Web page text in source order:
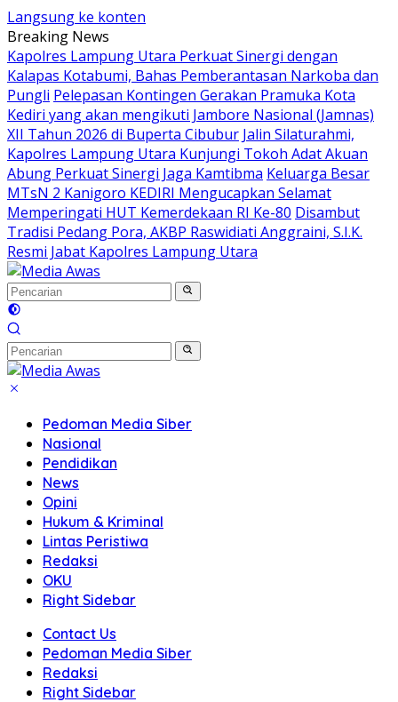
Langsung ke konten
Breaking News
Kapolres Lampung Utara Perkuat Sinergi dengan
Kalapas Kotabumi, Bahas Pemberantasan Narkoba dan
Pungli Pelepasan Kontingen Gerakan Pramuka Kota
Kediri yang akan mengikuti Jambore Nasional (Jamnas)
XII Tahun 2026 di Buperta Cibubur Jalin Silaturahmi,
Kapolres Lampung Utara Kunjungi Tokoh Adat Akuan
Abung Perkuat Sinergi Jaga Kamtibma Keluarga Besar
MTsN 2 Kanigoro KEDIRI Mengucapkan Selamat
Memperingati HUT Kemerdekaan RI Ke-80 Disambut
Tradisi Pedang Pora, AKBP Raswidiati Anggraini, S.I.K.
Resmi Jabat Kapolres Lampung Utara
Pedoman Media Siber
Nasional
Pendidikan
News
Opini
Hukum & Kriminal
Lintas Peristiwa
Redaksi
OKU
Right Sidebar
Contact Us
Pedoman Media Siber
Redaksi
Right Sidebar